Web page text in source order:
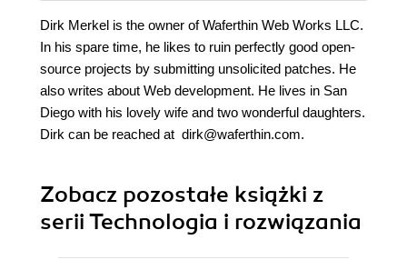
Dirk Merkel is the owner of Waferthin Web Works LLC.
In his spare time, he likes to ruin perfectly good open-
source projects by submitting unsolicited patches. He
also writes about Web development. He lives in San
Diego with his lovely wife and two wonderful daughters.
Dirk can be reached at dirk@waferthin.com.
Zobacz pozostałe książki z
serii Technologia i rozwiązania